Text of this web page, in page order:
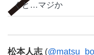
くと…マジか
松本人志(